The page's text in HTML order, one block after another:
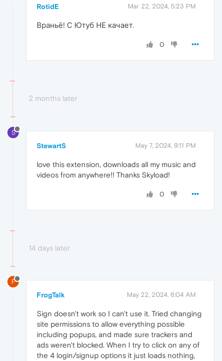
RotidE Mar 22, 2024, 5:23 PM
Враньё! С Ютуб НЕ качает.
0
2 months later
S
StewartS May 7, 2024, 9:11 PM
love this extension, downloads all my music and
videos from anywhere!! Thanks Skyload!
0
14 days later
F
FrogTalk May 22, 2024, 6:04 AM
Sign doesn't work so I can't use it. Tried changing
site permissions to allow everything possible
including popups, and made sure trackers and
ads weren't blocked. When I try to click on any of
the 4 login/signup options it just loads nothing,